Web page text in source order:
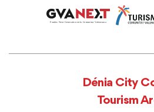
Dénia City
Tourism